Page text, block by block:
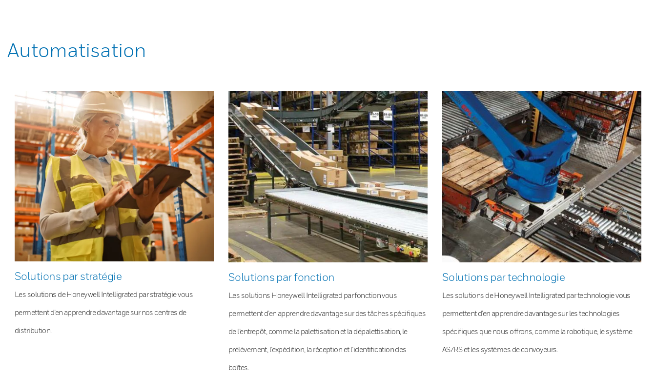
Automatisation
Solutions par stratégie
Les solutions de Honeywell Intelligrated par stratégie vous
permettent d’en apprendre davantage sur nos centres de
distribution.
Solutions par fonction
Les solutions Honeywell Intelligrated par fonction vous
permettent d’en apprendre davantage sur des tâches spécifiques
de l’entrepôt, comme la palettisation et la dépalettisation, le
prélèvement, l’expédition, la réception et l’identification des
boîtes.
Solutions par technologie
Les solutions de Honeywell Intelligrated par technologie vous
permettent d’en apprendre davantage sur les technologies
spécifiques que nous offrons, comme la robotique, le système
AS/RS et les systèmes de convoyeurs.